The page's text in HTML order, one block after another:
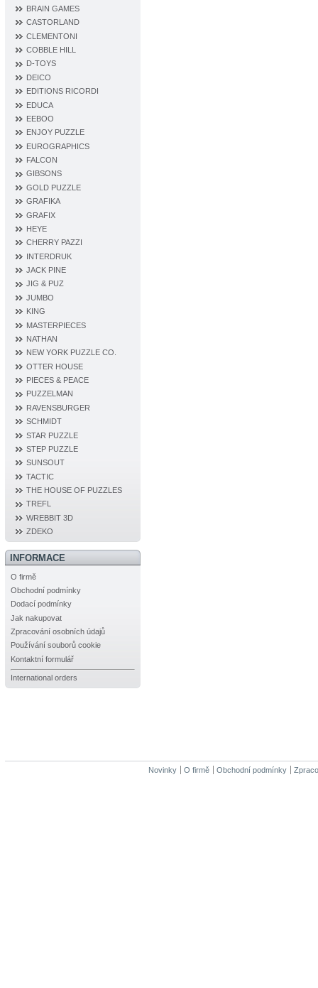
BRAIN GAMES
CASTORLAND
CLEMENTONI
COBBLE HILL
D‐TOYS
DEICO
EDITIONS RICORDI
EDUCA
EEBOO
ENJOY PUZZLE
EUROGRAPHICS
FALCON
GIBSONS
GOLD PUZZLE
GRAFIKA
GRAFIX
HEYE
CHERRY PAZZI
INTERDRUK
JACK PINE
JIG & PUZ
JUMBO
KING
MASTERPIECES
NATHAN
NEW YORK PUZZLE CO.
OTTER HOUSE
PIECES & PEACE
PUZZELMAN
RAVENSBURGER
SCHMIDT
STAR PUZZLE
STEP PUZZLE
SUNSOUT
TACTIC
THE HOUSE OF PUZZLES
TREFL
WREBBIT 3D
ZDEKO
INFORMACE
O firmě
Obchodní podmínky
Dodací podmínky
Jak nakupovat
Zpracování osobních údajů
Používání souborů cookie
Kontaktní formulář
International orders
Novinky O firmě Obchodní podmínky